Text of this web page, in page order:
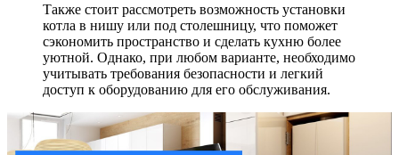
Также стоит рассмотреть возможность установки
котла в нишу или под столешницу, что поможет
сэкономить пространство и сделать кухню более
уютной. Однако, при любом варианте, необходимо
учитывать требования безопасности и легкий
доступ к оборудованию для его обслуживания.